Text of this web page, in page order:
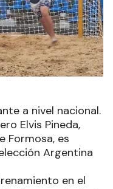
a nivel nacional.
Elvis Pineda,
Formosa, es
Argentina
en el